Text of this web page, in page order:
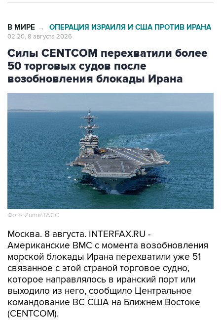
В МИРЕ → ОПЕРАЦИЯ ИЗРАИЛЯ И США ПРОТИВ ИРАНА
02:20, 8 августа 2026
Силы CENTCOM перехватили более
50 торговых судов после
возобновления блокады Ирана
Фото: Zuma\ТАСС
Москва. 8 августа. INTERFAX.RU -
Американские ВМС с момента возобновления
морской блокады Ирана перехватили уже 51
связанное с этой страной торговое судно,
которое направлялось в иранский порт или
выходило из него, сообщило Центральное
командование ВС США на Ближнем Востоке
(CENTCOM).